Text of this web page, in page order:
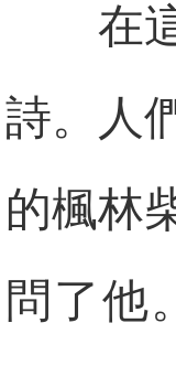
在
詩。人
的楓林
問了他